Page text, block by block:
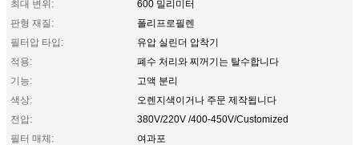
최대 변위:
600 밀리미터
판형 재질:
폴리프로필렌
필터압 타입:
유압 실린더 압착기
적용:
폐수 처리와 찌꺼기는 탈수합니다
기능:
고액 분리
색상:
오렌지색이거나 주문 제작됩니다
전압:
380V/220V /400-450V/Customized
필터 매체:
여과포